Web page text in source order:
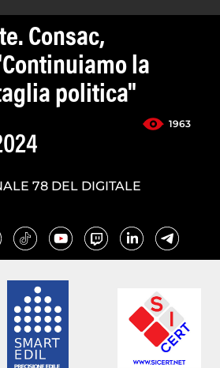
Consac,
la
politica"
1963
78 DEL DIGITALE